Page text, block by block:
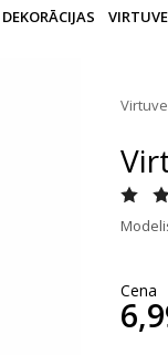
VIRTUVE
Virtuve
Cena